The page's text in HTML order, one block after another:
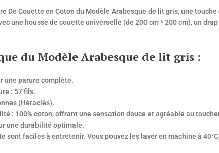
De Couette en Coton du Modèle Arabesque de lit gris, une
une housse de couette universelle (de 200 cm * 200 cm), un
du Modèle Arabesque de lit gris :
une parure complète.
: 57 fils.
(Héraclès).
: 100% coton, offrant une sensation douce et agréable au
une durabilité optimale.
sont faciles à entretenir. Vous pouvez les laver en machine à